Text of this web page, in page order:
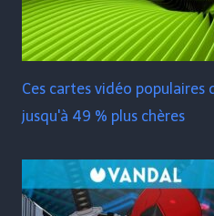
Ces cartes vidéo
jusqu'à 49 % plus chères